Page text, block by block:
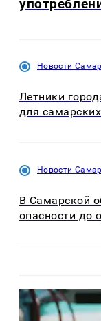
Новости
Летники
для
Новости
В Самарской
опасности до